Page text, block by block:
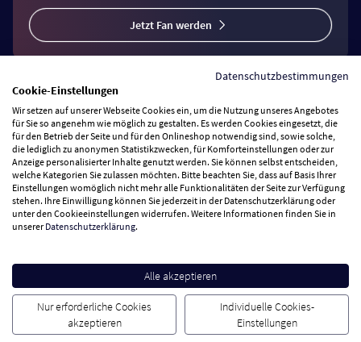
Jetzt Fan werden
Vertrag widerrufen
Zahlungsarten
Wir versenden mit
Besuchen Sie uns
Cookie Einstellungen AGB Datenschutz Impressum
Datenschutzbestimmungen
Cookie-Einstellungen
Wir setzen auf unserer Webseite Cookies ein, um die Nutzung unseres Angebotes
für Sie so angenehm wie möglich zu gestalten. Es werden Cookies eingesetzt, die
für den Betrieb der Seite und für den Onlineshop notwendig sind, sowie solche,
die lediglich zu anonymen Statistikzwecken, für Komforteinstellungen oder zur
Anzeige personalisierter Inhalte genutzt werden. Sie können selbst entscheiden,
welche Kategorien Sie zulassen möchten. Bitte beachten Sie, dass auf Basis Ihrer
Einstellungen womöglich nicht mehr alle Funktionalitäten der Seite zur Verfügung
stehen. Ihre Einwilligung können Sie jederzeit in der Datenschutzerklärung oder
unter den Cookieeinstellungen widerrufen. Weitere Informationen finden Sie in
unsererDatenschutzerklärung.
Alle akzeptieren
Nur erforderliche Cookies
akzeptieren
Individuelle Cookies-
Einstellungen